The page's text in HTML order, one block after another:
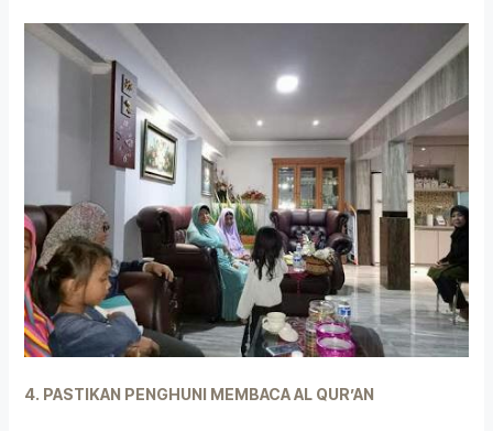
4. PASTIKAN PENGHUNI MEMBACA AL QUR’AN